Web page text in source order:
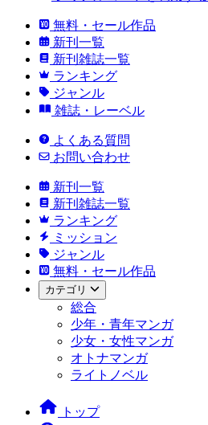
無料・セール作品
新刊一覧
新刊雑誌一覧
ランキング
ジャンル
雑誌・レーベル
よくある質問
お問い合わせ
新刊一覧
新刊雑誌一覧
ランキング
ミッション
ジャンル
無料・セール作品
カテゴリ
総合
少年・青年マンガ
少女・女性マンガ
オトナマンガ
ライトノベル
トップ